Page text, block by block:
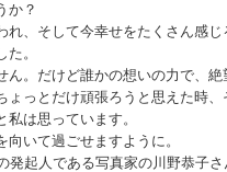
か？
れ、そして今幸せをたくさん感
。
ん。だけど誰かの想いの力で、
ょっとだけ頑張ろうと思えた時
は思っています。
いて過ごせますように。
発起人である写真家の川野恭子